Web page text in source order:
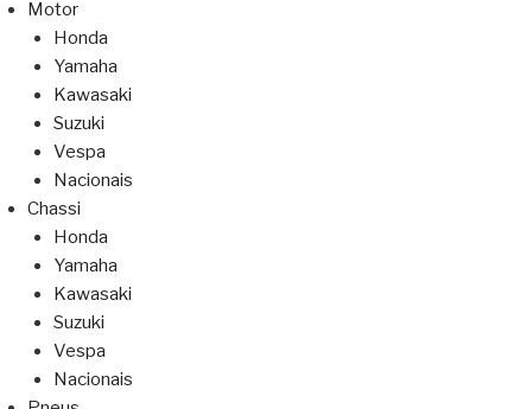
Motor
Honda
Yamaha
Kawasaki
Suzuki
Vespa
Nacionais
Chassi
Honda
Yamaha
Kawasaki
Suzuki
Vespa
Nacionais